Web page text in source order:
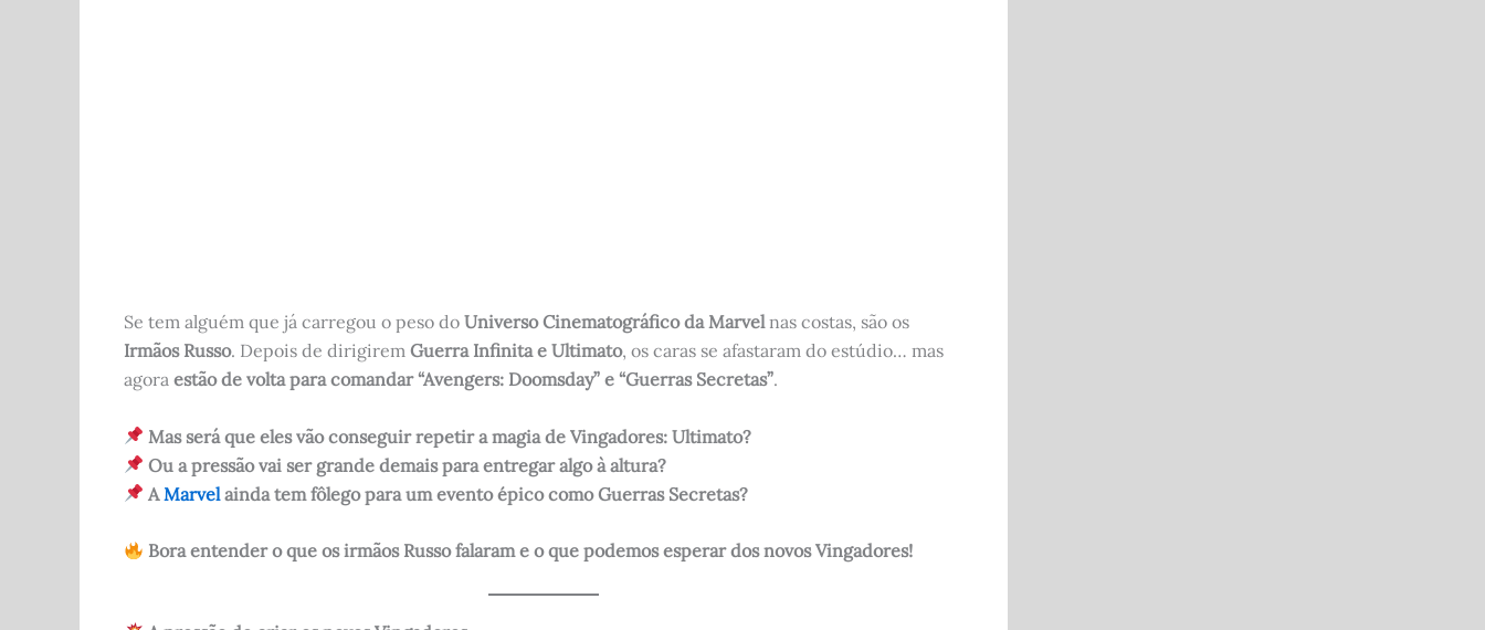
Se tem alguém que já carregou o peso do Universo Cinematográfico da Marvelnas costas, são os
Irmãos Russo. Depois de dirigirem Guerra Infinita e Ultimato, os caras se afastaram do estúdio… mas
agora estão de volta para comandar “Avengers: Doomsday” e “Guerras Secretas”.
Mas será que eles vão conseguir repetir a magia de Vingadores: Ultimato?
Ou a pressão vai ser grande demais para entregar algo à altura?
A Marvelainda tem fôlego para um evento épico como Guerras Secretas?
Bora entender o que os irmãos Russo falaram e o que podemos esperar dos novos Vingadores!